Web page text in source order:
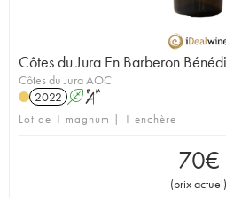
Côtes du Jura En Barberon
Côtes du Jura AOC
2022 A S
Lot de 1 magnum | 1 enchère
70€
(prix actuel)